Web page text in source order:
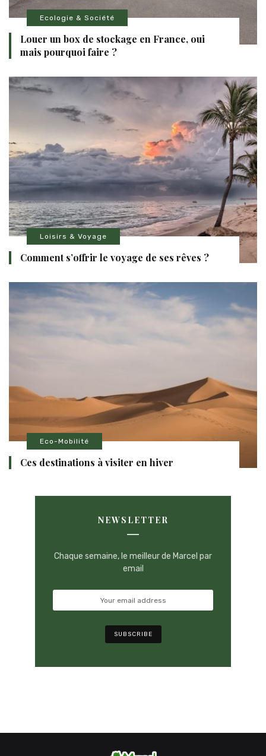
Ecologie & Société
Louer un box de stockage en France, oui
mais pourquoi faire ?
Loisirs & Voyage
Comment s’offrir le voyage de ses rêves ?
Eco-Mobilité
Ces destinations à visiter en hiver
NEWSLETTER
Chaque semaine, le meilleur de Marcel par
email